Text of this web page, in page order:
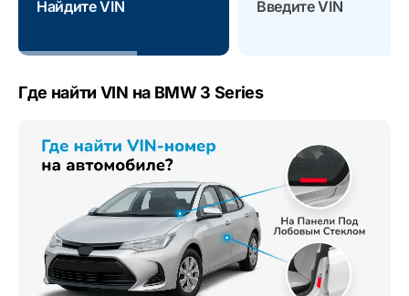
Найдите VIN Введите VIN
Где найти VIN на BMW 3 Series